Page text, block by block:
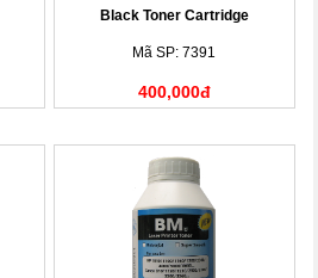
Black Toner Cartridge
Mã SP: 7391
400,000đ